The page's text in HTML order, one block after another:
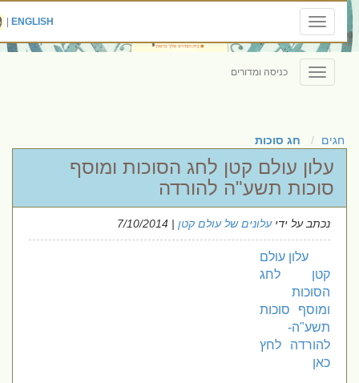
Toggle
navigation
ENGLISH
|
Toggle
navigation
כניסה ומדורים
חגים חג סוכות
עלון עולם קטן לחג הסוכות ומוסף
סוכות תשע"ה להורדה
נכתב על ידיעלונים של עולם קטן| 7/10/2014
עלון עולם
קטן לחג
הסוכות
ומוסף סוכות
תשע"ה-
להורדה לחץ
כאן